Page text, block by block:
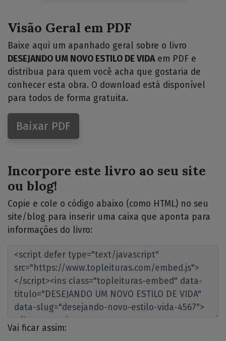
Visão Geral em PDF
Baixe aqui um apanhado geral sobre o livro
DESEJANDO UM NOVO ESTILO DE VIDAem PDF e
distribua para quem você acha que gostaria de
conhecer esta obra. O download está disponível
para todos de forma gratuita.
Baixar PDF
Incorpore este livro ao seu site
ou blog!
Copie e cole o código abaixo (como HTML) no seu
site/blog para inserir uma caixa que aponta para
informações do livro:
Vai ficar assim: